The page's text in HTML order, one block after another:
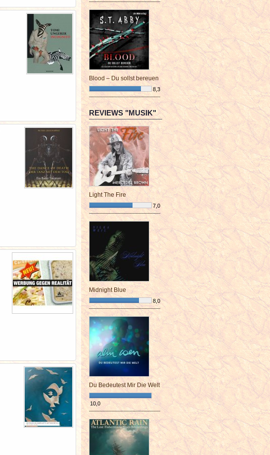
¯¯¯¯¯¯¯¯¯¯¯¯¯¯¯¯¯¯¯¯¯¯¯¯
Blood – Du sollst bereuen
8,3
¯¯¯¯¯¯¯¯¯¯¯¯¯¯¯¯¯¯¯¯¯¯¯¯
REVIEWS "MUSIK"
Light The Fire
7,0
¯¯¯¯¯¯¯¯¯¯¯¯¯¯¯¯¯¯¯¯¯¯¯¯
Midnight Blue
8,0
¯¯¯¯¯¯¯¯¯¯¯¯¯¯¯¯¯¯¯¯¯¯¯¯
Du Bedeutest Mir Die Welt
10,0
¯¯¯¯¯¯¯¯¯¯¯¯¯¯¯¯¯¯¯¯¯¯¯¯